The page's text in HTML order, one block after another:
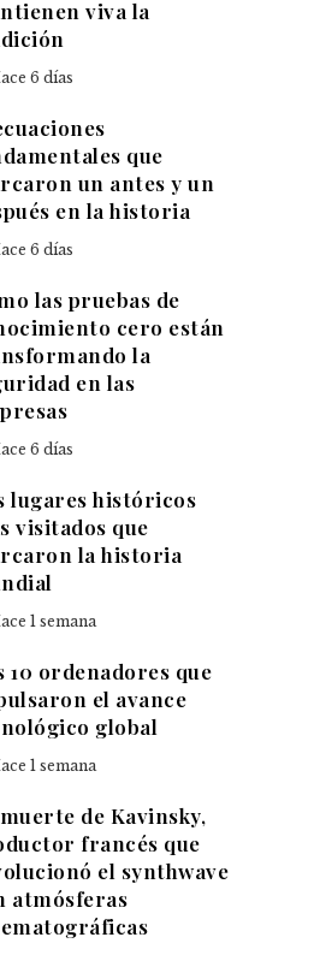
viva la
6 días
que
un antes y un
en la historia
6 días
las pruebas de
cero están
la
en las
6 días
lugares históricos
visitados que
la historia
1 semana
10 ordenadores que
el avance
global
1 semana
de Kavinsky,
francés que
el synthwave
atmósferas